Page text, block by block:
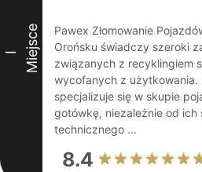
I Miejsce
Pawex Złomowanie
Orońsku świadczy szeroki
związanych z recyklingiem
wycofanych z użytkowania.
specjalizuje się w skupie
gotówkę, niezależnie od ich
technicznego ...
8.4